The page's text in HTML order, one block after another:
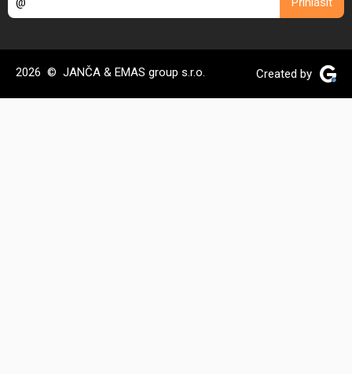
2026 © JANČA & EMAS group s.r.o. Created by